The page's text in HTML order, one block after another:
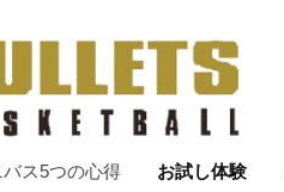
バス5つの心得 お試し体験